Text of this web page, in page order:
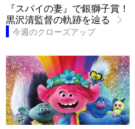
『スパイの妻』で銀獅子賞！
黒沢清監督の軌跡を辿る
今週のクローズアップ